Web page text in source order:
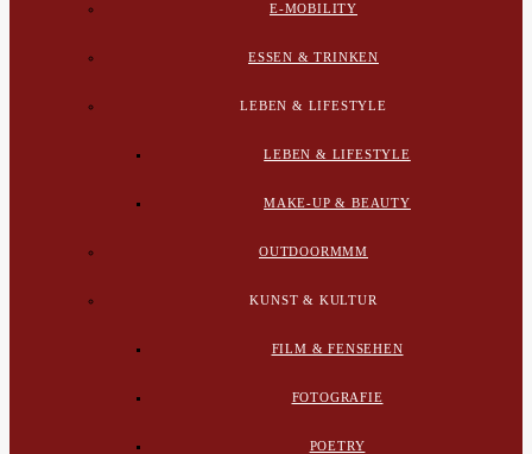
E-MOBILITY
ESSEN & TRINKEN
LEBEN & LIFESTYLE
LEBEN & LIFESTYLE
MAKE-UP & BEAUTY
OUTDOORMMM
KUNST & KULTUR
FILM & FENSEHEN
FOTOGRAFIE
POETRY